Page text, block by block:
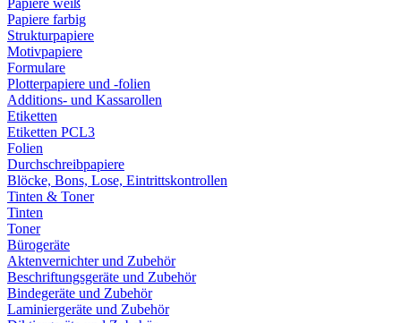
Papiere weiß
Papiere farbig
Strukturpapiere
Motivpapiere
Formulare
Plotterpapiere und -folien
Additions- und Kassarollen
Etiketten
Etiketten PCL3
Folien
Durchschreibpapiere
Blöcke, Bons, Lose, Eintrittskontrollen
Tinten & Toner
Tinten
Toner
Bürogeräte
Aktenvernichter und Zubehör
Beschriftungsgeräte und Zubehör
Bindegeräte und Zubehör
Laminiergeräte und Zubehör